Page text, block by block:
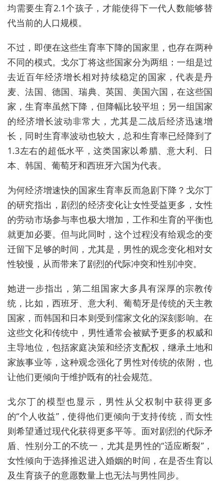
均需要生育2.1个孩子，才能使得下一代人数能够替
代当前的人口规模。
不过，即便在这些生育率下降的国家里，也存在两种
不同的模式。戈尔丁将这些国家分为两组：一组是过
去近百年经济增长相对持续稳定的国家，代表是丹
麦、法国、德国、瑞典、英国、美国六国，在这些国
家，生育率虽然下降，但降幅比较平坦；另一组国家
的经济增长波动非常大，尤其是二战后经济迅速增
长，同时生育率波动也较大，总和生育率已经降到了
1.3左右的超低水平，这类国家以希腊、意大利、日
本、韩国、葡萄牙和西班牙六国为代表。
为何经济增速快的国家生育率反而急剧下降？戈尔丁
的研究指出，剧烈的经济变化让女性受益更多，女性
的劳动市场参与率也极大增加，工作和生育的平衡也
就更加必要。但与此同时，这个过程没有给观念的变
迁留下足够的时间，尤其是，男性的观念变化相对女
性较慢，从而带来了剧烈的代际冲突和性别冲突。
她进一步指出，第二组国家大多具有深厚的宗教传
统，比如，西班牙、意大利、葡萄牙是传统的天主教
国家，而韩国和日本则受到儒家文化的深刻影响。在
这些文化和传统中，男性通常会被赋予更多的权威和
主导地位，包括家庭决策和经济支配权，继承土地和
家族事业等，这种观念强化了男性对传统的依附，也
让他们更倾向于维护既有的社会规范。
戈尔丁的模型也显示，男性从父权制中获得更多
的“个人收益”，使得他们更倾向于支持传统，而女性
则希望通过现代化获得更多平等。面对剧烈的代际矛
盾、性别分工的不统一，尤其是男性的“适应断裂”，
女性倾向于选择推迟进入婚姻的时间，在是否生育以
及生育孩子的意愿数量上也无法与男性同步。